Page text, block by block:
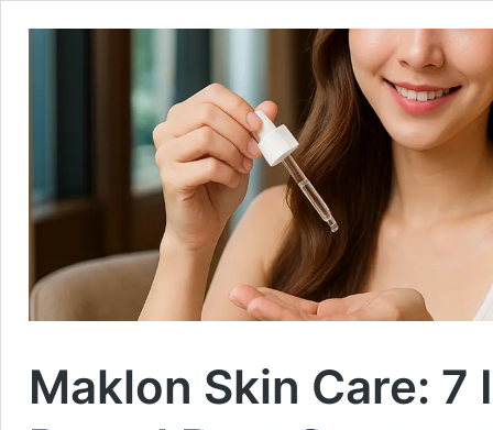
Maklon Skin Care: